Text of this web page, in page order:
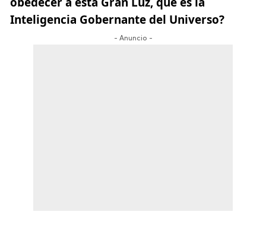
Inteligencia Gobernante del Universo?
- Anuncio -